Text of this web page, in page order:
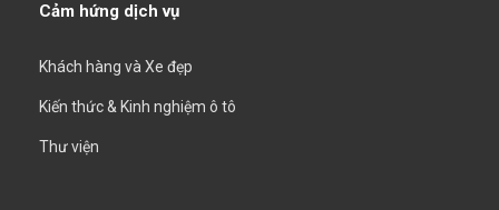
Cảm hứng dịch vụ
Khách hàng và Xe đẹp
Kiến thức & Kinh nghiệm ô tô
Thư viện